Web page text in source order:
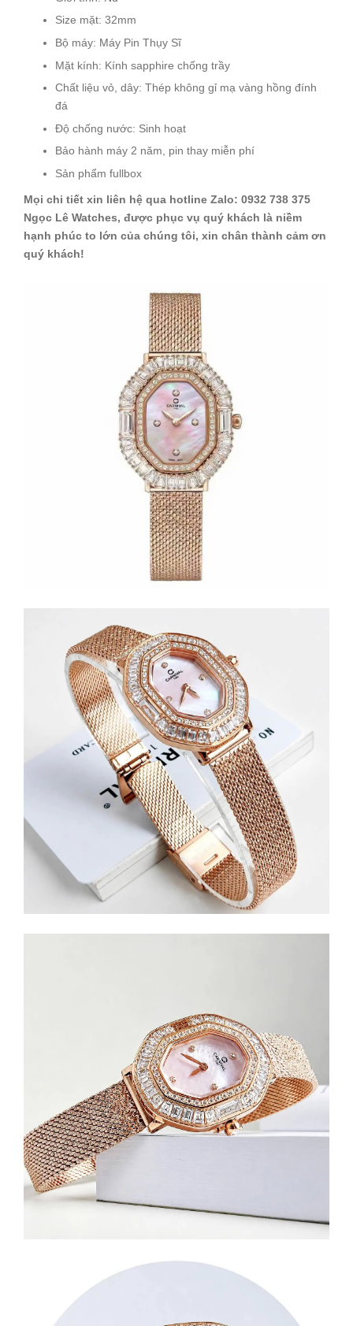
Size mặt: 32mm
Bộ máy: Máy Pin Thụy Sĩ
Mặt kính: Kính sapphire chống trầy
Chất liệu vỏ, dây: Thép không gỉ mạ vàng hồng đính
đá
Độ chống nước: Sinh hoạt
Bảo hành máy 2 năm, pin thay miễn phí
Sản phẩm fullbox
Mọi chi tiết xin liên hệ qua hotline Zalo: 0932 738 375
Ngọc Lê Watches, được phục vụ quý khách là niềm
hạnh phúc to lớn của chúng tôi, xin chân thành cảm ơn
quý khách!